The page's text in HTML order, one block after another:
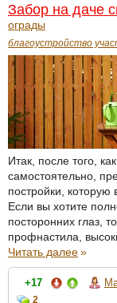
Забор на даче
ограды
благоустройство
Итак, после того,
самостоятельно,
постройки, которую
Если вы хотите
посторонних глаз,
профнастила,
Читать далее»
+17
2